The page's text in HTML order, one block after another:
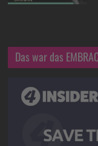
Das war das